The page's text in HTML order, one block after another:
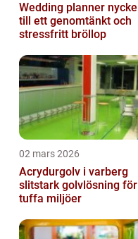
Wedding planner nyckeln
till ett genomtänkt och
stressfritt bröllop
02 mars 2026
Acrydurgolv i varberg
slitstark golvlösning för
tuffa miljöer